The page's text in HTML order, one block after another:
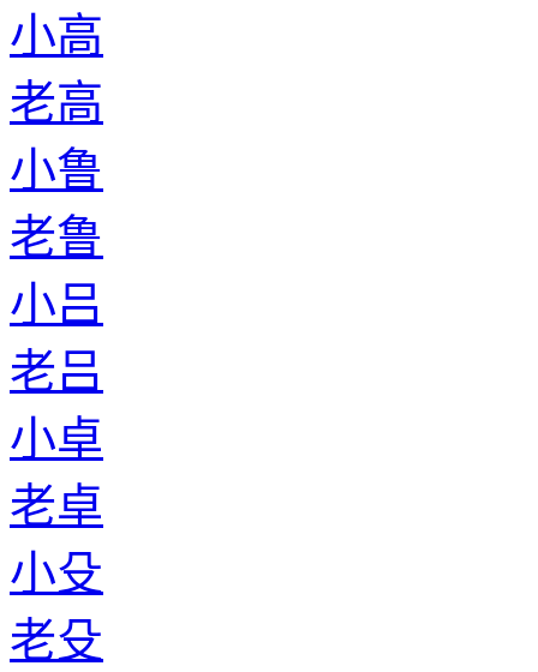
小高
老高
小鲁
老鲁
小吕
老吕
小卓
老卓
小殳
老殳